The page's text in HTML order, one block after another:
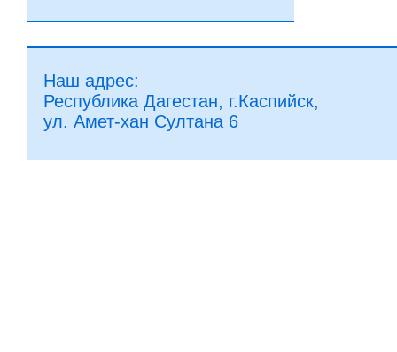
Наш адрес:
Республика Дагестан, г.Каспийск,
ул. Амет-хан Султана 6